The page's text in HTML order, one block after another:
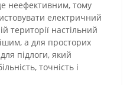
неефективним, тому
електричний
території настільний
а для просторих
підлоги, який
точність і